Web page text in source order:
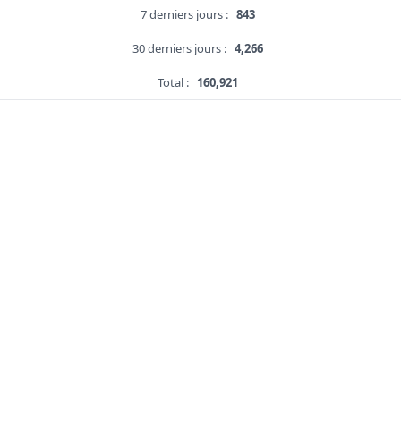
7 derniers jours : 843
30 derniers jours : 4,266
Total : 160,921